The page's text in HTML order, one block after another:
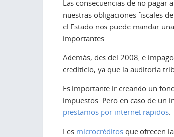
Las consecuencias de no
nuestras obligaciones fiscales
el Estado nos puede mandar
importantes.
Además, des del 2008, e
crediticio, ya que la auditoria
Es importante ir creando un
impuestos. Pero en caso de un
préstamos por internet rápidos
Los microcréditos que ofrecen